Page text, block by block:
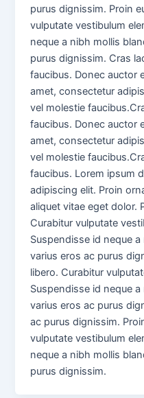
purus dignissim. Proin
vulputate vestibulum
neque a nibh mollis
purus dignissim. Cras
faucibus. Donec auctor
amet, consectetur
vel molestie
faucibus. Donec auctor
amet, consectetur
vel molestie
faucibus. Lorem ipsum
adipiscing elit. Proin
aliquet vitae eget dolor.
Curabitur vulputate
Suspendisse id neque
varius eros ac purus
libero. Curabitur
Suspendisse id neque
varius eros ac purus
ac purus dignissim.
vulputate vestibulum
neque a nibh mollis
purus dignissim.